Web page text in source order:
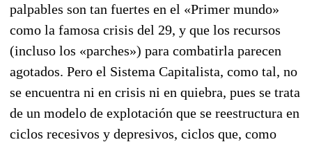
palpables son tan fuertes en el «Primer mundo»
como la famosa crisis del 29, y que los recursos
(incluso los «parches») para combatirla parecen
agotados. Pero el Sistema Capitalista, como tal, no
se encuentra ni en crisis ni en quiebra, pues se trata
de un modelo de explotación que se reestructura en
ciclos recesivos y depresivos, ciclos que, como